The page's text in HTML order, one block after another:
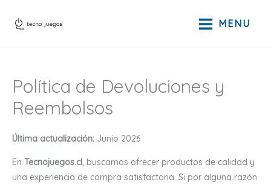
MENU
Política de Devoluciones y
Reembolsos
Última actualización: Junio 2026
En Tecnojuegos.cl, buscamos ofrecer productos de calidad y
una experiencia de compra satisfactoria. Si por alguna razón